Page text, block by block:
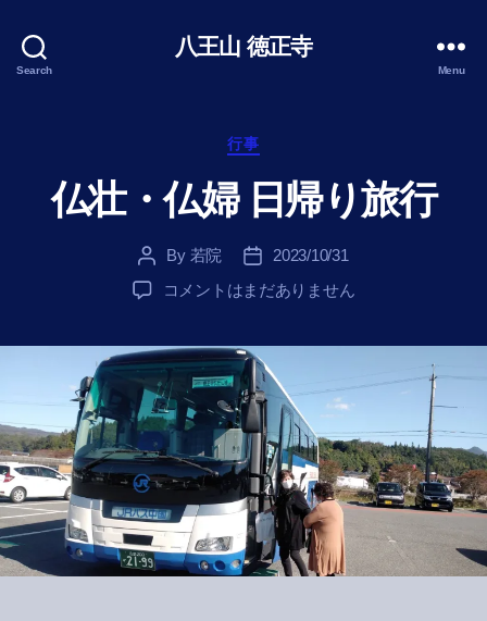
Search
八王山 徳正寺
Menu
Categories
行事
仏壮・仏婦 日帰り旅行
Post
author
By 若院
Post
date
2023/10/31
仏
婦
日
帰
り
旅
行
へ
の
コメントはまだありません